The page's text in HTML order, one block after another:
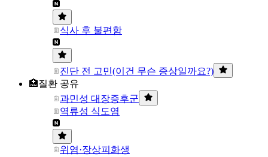
식사 후 불편함
진단 전 고민(이건 무슨 증상일까요?)
🏥질환 공유
과민성 대장증후군
역류성 식도염
위염·장상피화생